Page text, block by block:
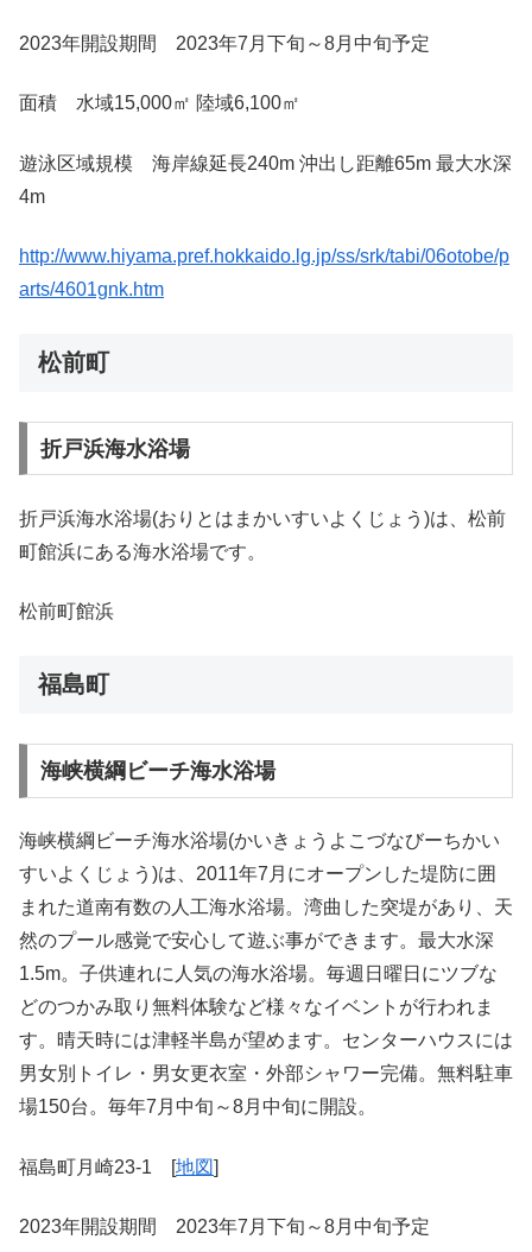
2023年開設期間 2023年7月下旬～8月中旬予定
面積 水域15,000㎡ 陸域6,100㎡
遊泳区域規模 海岸線延長240m 沖出し距離65m 最大水深
4m
http://www.hiyama.pref.hokkaido.lg.jp/ss/srk/tabi/06otobe/p
arts/4601gnk.htm
松前町
折戸浜海水浴場
折戸浜海水浴場(おりとはまかいすいよくじょう)は、松前
町館浜にある海水浴場です。
松前町館浜
福島町
海峡横綱ビーチ海水浴場
海峡横綱ビーチ海水浴場(かいきょうよこづなびーちかい
すいよくじょう)は、2011年7月にオープンした堤防に囲
まれた道南有数の人工海水浴場。湾曲した突堤があり、天
然のプール感覚で安心して遊ぶ事ができます。最大水深
1.5m。子供連れに人気の海水浴場。毎週日曜日にツブな
どのつかみ取り無料体験など様々なイベントが行われま
す。晴天時には津軽半島が望めます。センターハウスには
男女別トイレ・男女更衣室・外部シャワー完備。無料駐車
場150台。毎年7月中旬～8月中旬に開設。
福島町月崎23-1 [地図]
2023年開設期間 2023年7月下旬～8月中旬予定